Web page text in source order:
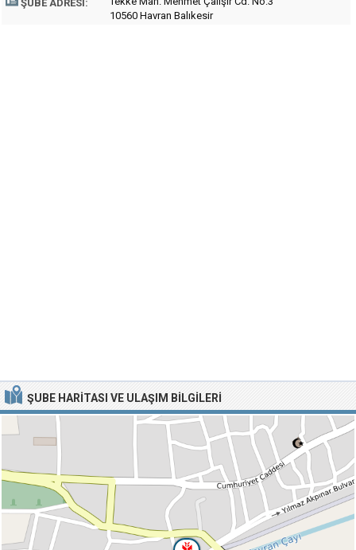
ŞUBE ADRESI:
10560 Havran Balıkesir
ŞUBE HARITASI VE ULAŞIM BILGILERI